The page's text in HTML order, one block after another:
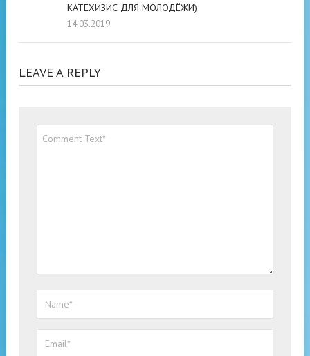
КАТЕХИЗИС ДЛЯ МОЛОДЁЖИ)
14.03.2019
LEAVE A REPLY